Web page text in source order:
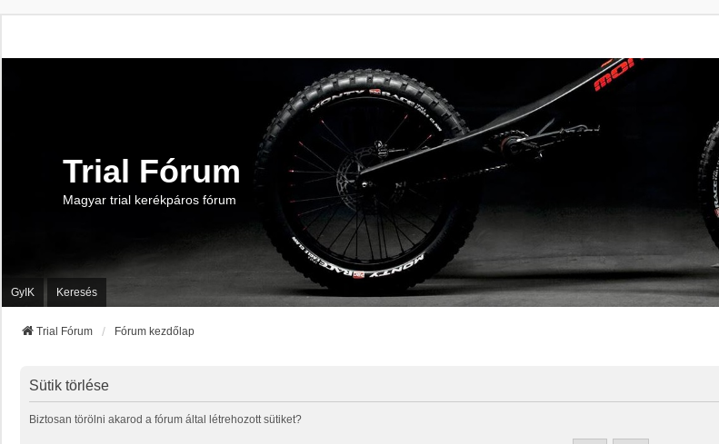
Trial Fórum
Magyar trial kerékpáros fórum
GyIK Keresés
Trial Fórum Fórum kezdőlap
Sütik törlése
Biztosan törölni akarod a fórum által létrehozott sütiket?